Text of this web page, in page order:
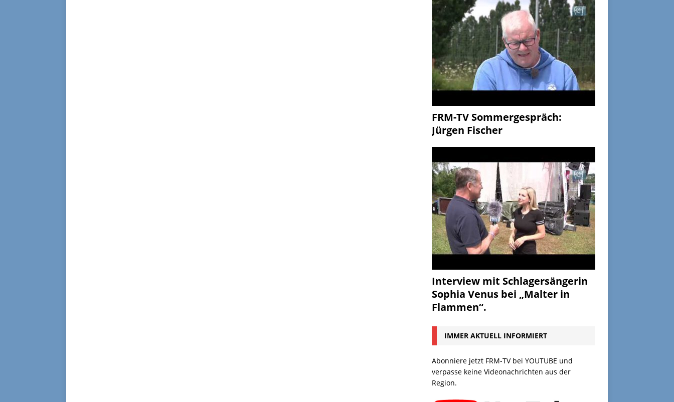
FRM-TV Sommergespräch:
Jürgen Fischer
Interview mit Schlagersängerin
Sophia Venus bei „Malter in
Flammen“.
IMMER AKTUELL INFORMIERT
Abonniere jetzt FRM-TV bei YOUTUBE und
verpasse keine Videonachrichten aus der
Region.